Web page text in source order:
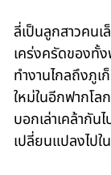
ลี่เป็นลูกสาวคนเ
เคร่งครัดของทั้
ทำงานไกลถึงภู
ใหม่ในอีกฟากโ
บอกเล่าเคล้ากั
เปลี่ยนแปลงไป